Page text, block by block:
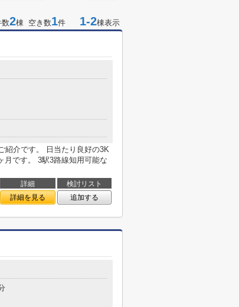
数2棟 空き数1件 1-2棟表示
紹介です。 日当たり良好の3K
月です。 3駅3路線知用可能な
詳細
検討リスト
詳細を見る 追加する